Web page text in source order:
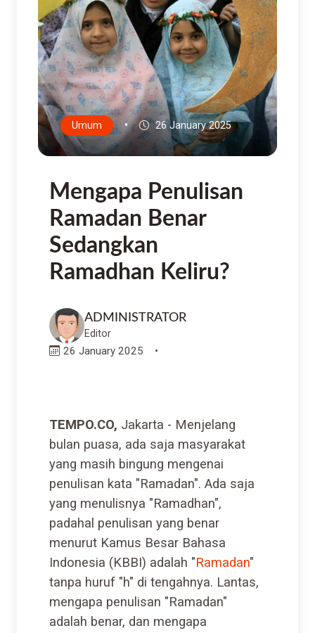
Umum • 26 January 2025
Mengapa Penulisan
Ramadan Benar
Sedangkan
Ramadhan Keliru?
ADMINISTRATOR
Editor
26 January 2025 •
TEMPO.CO, Jakarta - Menjelang
bulan puasa, ada saja masyarakat
yang masih bingung mengenai
penulisan kata "Ramadan". Ada saja
yang menulisnya "Ramadhan",
padahal penulisan yang benar
menurut Kamus Besar Bahasa
Indonesia (KBBI) adalah "Ramadan"
tanpa huruf "h" di tengahnya. Lantas,
mengapa penulisan "Ramadan"
adalah benar, dan mengapa